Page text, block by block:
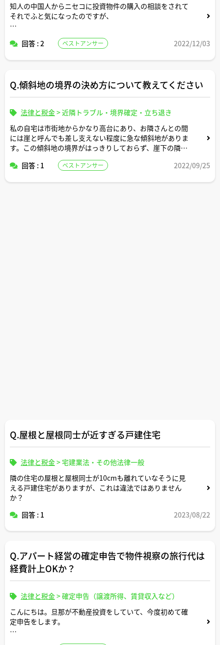
このままだと返済の見通しが立たないので、致し方ないで
すが、抵当権の実行に踏み切ろうと思います。
ただ、自分自身、抵当権を実行した経験がないのでどのよ
うな書類を揃えてどのような手続きを踏めばいいのか手続
きの全体像がよくわかっていません。
のように作成してどこの裁判所に提出すればいいのでしょ
うか。
ご指南いただけますと助かります。
知人の中国人からニセコに投資物件の購入の相談をされて
それでふと気になったのですが、
本での確定申告が必要になるケースというのはあるのでし
回答 : 2 ベストアンサー 2022/12/03
Q.傾斜地の境界の決め方について教えてください
法律と税金>近隣トラブル・境界確定・立ち退き
私の自宅は市街地からかなり高台にあり、お隣さんとの間
には崖と呼んでも差し支えない程度に急な傾斜地がありま
す。この傾斜地の境界がはっきりしておらず、崖下の隣地
回答 : 1 ベストアンサー 2022/09/25
Q.屋根と屋根同士が近すぎる戸建住宅
法律と税金>宅建業法・その他法律一般
隣の住宅の屋根と屋根同士が10cmも離れていなそうに見
える戸建住宅がありますが、これは違法ではありません
か？
回答 : 1
2023/08/22
Q.アパート経営の確定申告で物件視察の旅行代は
経費計上OKか？
法律と税金>確定申告（譲渡所得、賃貸収入など）
こんにちは。旦那が不動産投資をしていて、今度初めて確
定申告をします。